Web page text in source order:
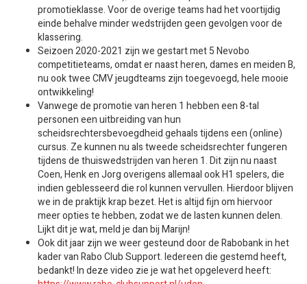
promotieklasse. Voor de overige teams had het voortijdig
einde behalve minder wedstrijden geen gevolgen voor de
klassering.
Seizoen 2020-2021 zijn we gestart met 5 Nevobo
competitieteams, omdat er naast heren, dames en meiden B,
nu ook twee CMV jeugdteams zijn toegevoegd, hele mooie
ontwikkeling!
Vanwege de promotie van heren 1 hebben een 8-tal
personen een uitbreiding van hun
scheidsrechtersbevoegdheid gehaals tijdens een (online)
cursus. Ze kunnen nu als tweede scheidsrechter fungeren
tijdens de thuiswedstrijden van heren 1. Dit zijn nu naast
Coen, Henk en Jorg overigens allemaal ook H1 spelers, die
indien geblesseerd die rol kunnen vervullen. Hierdoor blijven
we in de praktijk krap bezet. Het is altijd fijn om hiervoor
meer opties te hebben, zodat we de lasten kunnen delen.
Lijkt dit je wat, meld je dan bij Marijn!
Ook dit jaar zijn we weer gesteund door de Rabobank in het
kader van Rabo Club Support. Iedereen die gestemd heeft,
bedankt! In deze video zie je wat het opgeleverd heeft: